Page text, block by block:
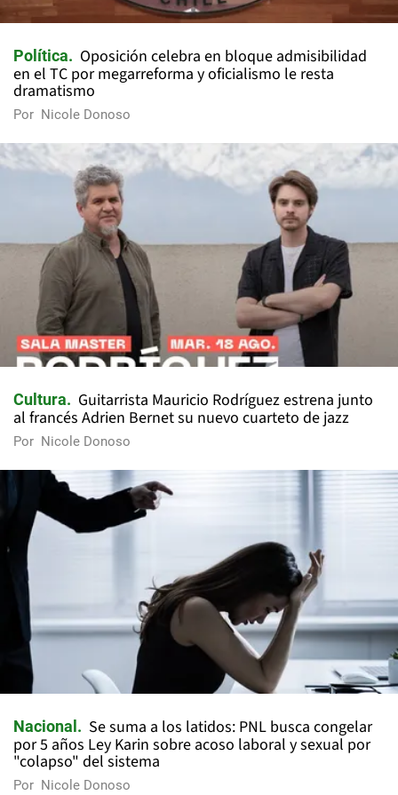
Política
Oposición celebra en bloque admisibilidad
en el TC por megarreforma y oficialismo le resta
dramatismo
Por Nicole Donoso
Cultura
Guitarrista Mauricio Rodríguez estrena junto
al francés Adrien Bernet su nuevo cuarteto de jazz
Por Nicole Donoso
Nacional
Se suma a los latidos: PNL busca congelar
por 5 años Ley Karin sobre acoso laboral y sexual por
"colapso" del sistema
Por Nicole Donoso